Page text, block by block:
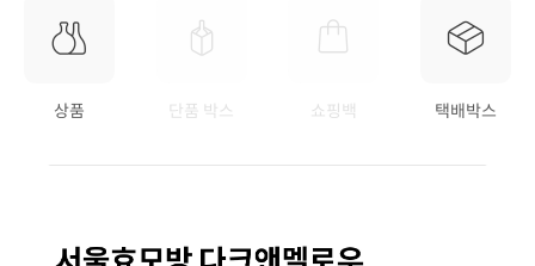
상품 단품 박스 쇼핑백 택배박스